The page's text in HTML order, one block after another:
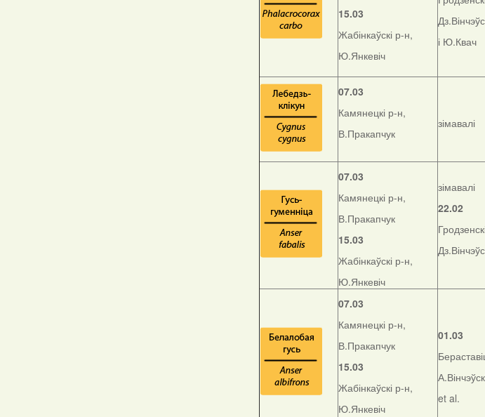
15.03
Жабінкаўскі р-н,
Ю.Янкевіч
і Ю.Квач
07.03
Камянецкі р-н,
В.Пракапчук
зімавалі
07.03
Камянецкі р-н,
В.Пракапчук
15.03
Жабінкаўскі р-н,
Ю.Янкевіч
зімавалі
22.02
07.03
Камянецкі р-н,
В.Пракапчук
15.03
Жабінкаўскі р-н,
Ю.Янкевіч
01.03
et al.